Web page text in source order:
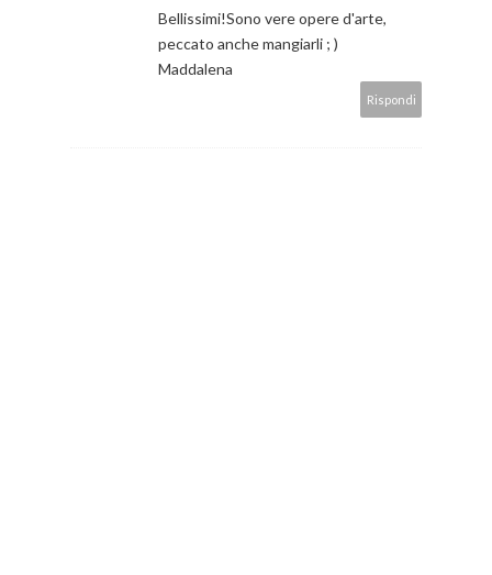
Bellissimi!Sono vere opere d'arte,
peccato anche mangiarli ; )
Maddalena
Rispondi